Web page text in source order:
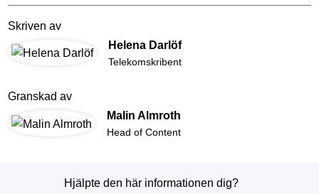
Skriven av
Helena Darlöf
Telekomskribent
Granskad av
Malin Almroth
Head of Content
Hjälpte den här informationen dig?